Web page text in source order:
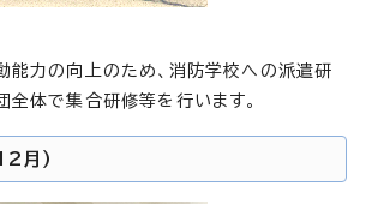
能力の向上のため、消防学校への派遣研
体で集合研修等を行います。
月)